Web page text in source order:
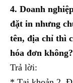
4. Doanh
đặt in nhưng
tên, địa chỉ thì
hóa đơn không?
Trả lời: